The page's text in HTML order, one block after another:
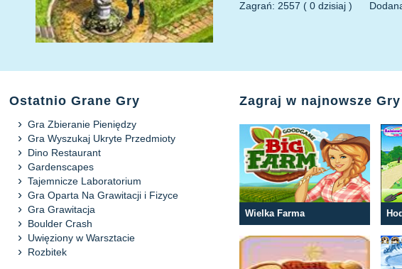
Zagrań: 2557 ( 0 dzisiaj )
Ostatnio Grane Gry
Gra Zbieranie Pieniędzy
Gra Wyszukaj Ukryte Przedmioty
Dino Restaurant
Gardenscapes
Tajemnicze Laboratorium
Gra Oparta Na Grawitacji i Fizyce
Gra Grawitacja
Boulder Crash
Uwięziony w Warsztacie
Rozbitek
Zagraj w najnowsze
Wielka Farma